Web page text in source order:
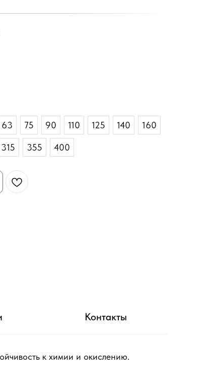
63 75 90 110 125 140 160
315 355 400
Контакты
к химии и окислению.